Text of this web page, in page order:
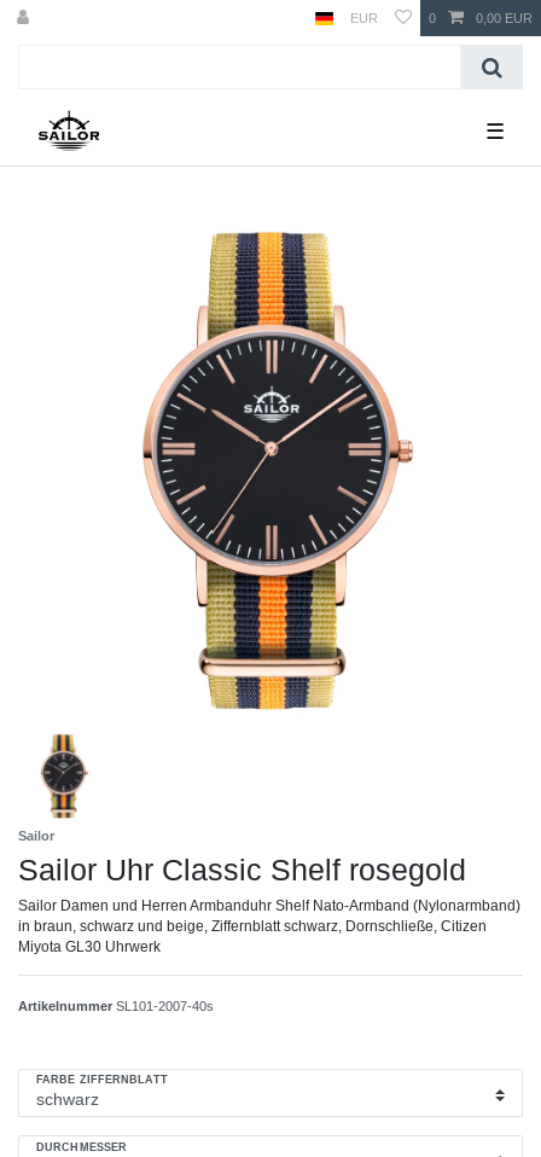
EUR 0 0,00 EUR
☰
Sailor
Sailor Uhr Classic Shelf rosegold
Sailor Damen und Herren Armbanduhr Shelf Nato-Armband (Nylonarmband)
in braun, schwarz und beige, Ziffernblatt schwarz, Dornschließe, Citizen
Miyota GL30 Uhrwerk
Artikelnummer SL101-2007-40s
FARBE ZIFFERNBLATT
DURCHMESSER